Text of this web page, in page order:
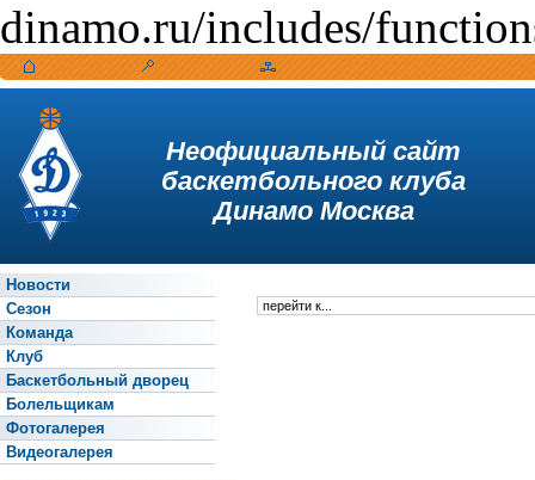
dinamo.ru/includes/
Неофициальный сайт
баскетбольного клуба
Динамо Москва
Новости
Сезон
Команда
Клуб
Баскетбольный дворец
Болельщикам
Фотогалерея
Видеогалерея